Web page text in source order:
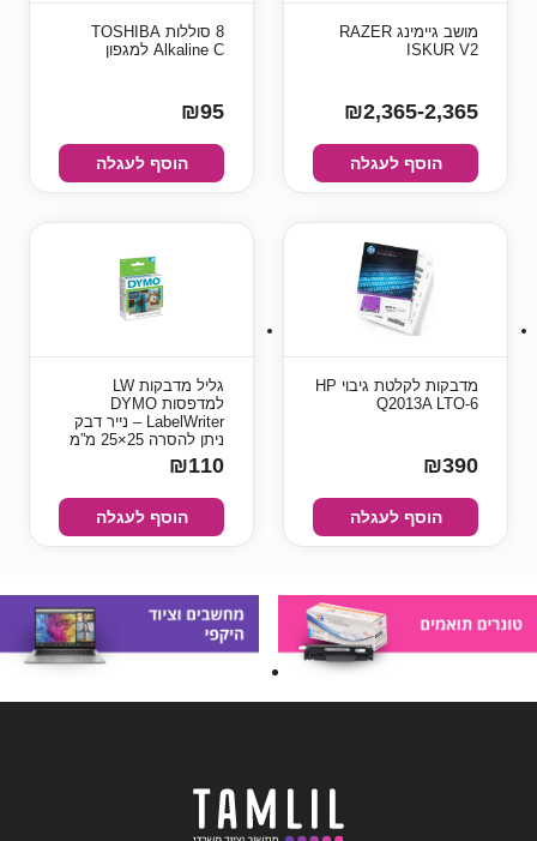
מושב גיימינג RAZER
ISKUR V2
₪2,365-2,365
הוסף לעגלה
8 סוללות TOSHIBA
Alkaline C למגפון
₪95
הוסף לעגלה
מדבקות לקלטת גיבוי HP
Q2013A LTO-6
₪390
הוסף לעגלה
גליל מדבקות LW
למדפסות DYMO
LabelWriter – נייר דבק
ניתן להסרה 25×25 מ”מ
₪110
הוסף לעגלה